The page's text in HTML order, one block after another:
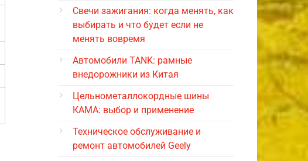
Свечи зажигания: когда менять, как
выбирать и что будет если не
менять вовремя
Автомобили TANK: рамные
внедорожники из Китая
Цельнометаллокордные шины
КАМА: выбор и применение
Техническое обслуживание и
ремонт автомобилей Geely